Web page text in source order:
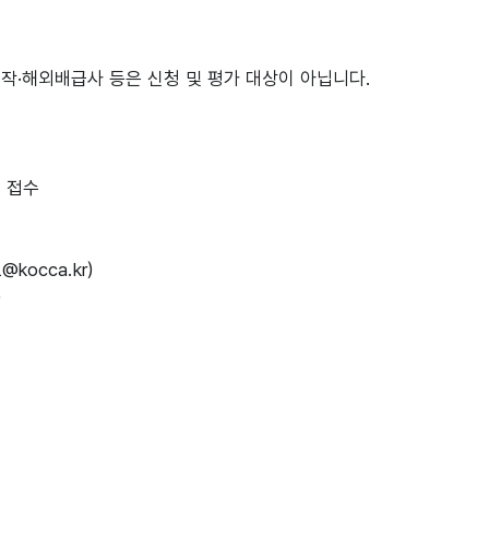
해외배급사 등은 신청 및 평가 대상이 아닙니다.
접수